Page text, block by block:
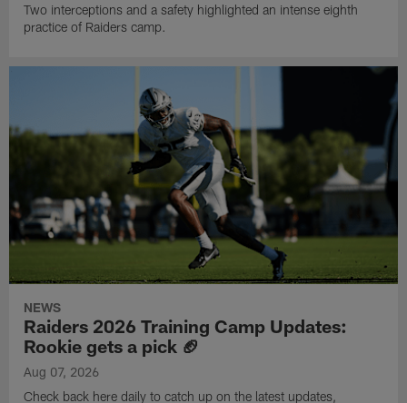
Two interceptions and a safety highlighted an intense eighth
practice of Raiders camp.
NEWS
Raiders 2026 Training Camp Updates:
Rookie gets a pick 🏈
Aug 07, 2026
Check back here daily to catch up on the latest updates,